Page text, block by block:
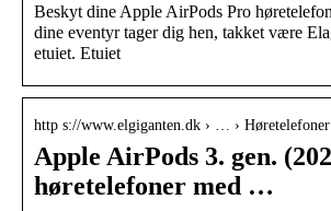
Beskyt dine Apple AirPods Pro
dine eventyr tager dig hen, takket være
etuiet. Etuiet
http s://www.elgiganten.dk › … › Høretelefoner
Apple AirPods 3. gen.
høretelefoner med …